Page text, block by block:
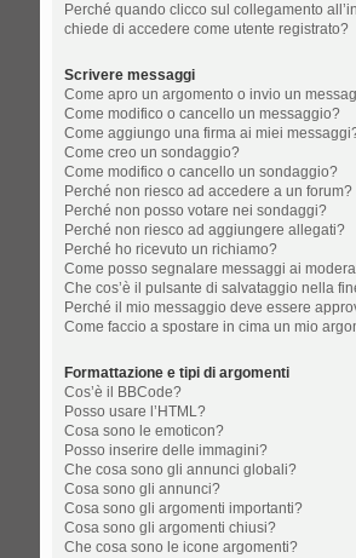
Perché quando clicco sul collegamento
chiede di accedere come utente registrato?
Scrivere messaggi
Come apro un argomento o invio un
Come modifico o cancello un messaggio?
Come aggiungo una firma ai miei
Come creo un sondaggio?
Come modifico o cancello un sondaggio?
Perché non riesco ad accedere a un forum?
Perché non posso votare nei sondaggi?
Perché non riesco ad aggiungere allegati?
Perché ho ricevuto un richiamo?
Come posso segnalare messaggi ai
Che cos’è il pulsante di salvataggio nella
Perché il mio messaggio deve essere
Come faccio a spostare in cima un mio
Formattazione e tipi di argomenti
Cos’è il BBCode?
Posso usare l’HTML?
Cosa sono le emoticon?
Posso inserire delle immagini?
Che cosa sono gli annunci globali?
Cosa sono gli annunci?
Cosa sono gli argomenti importanti?
Cosa sono gli argomenti chiusi?
Che cosa sono le icone argomenti?